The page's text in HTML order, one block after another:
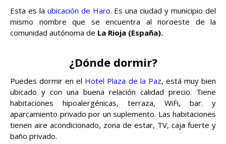
Esta es la ubicación de Haro. Es una ciudad y municipio del
mismo nombre que se encuentra al noroeste de la
comunidad autónoma de La Rioja (España).
¿Dónde dormir?
Puedes dormir en el Hotel Plaza de la Paz, está muy bien
ubicado y con una buena relación calidad precio. Tiene
habitaciones hipoalergénicas, terraza, WiFi, bar. y
aparcamiento privado por un suplemento. Las habitaciones
tienen aire acondicionado, zona de estar, TV, caja fuerte y
baño privado.